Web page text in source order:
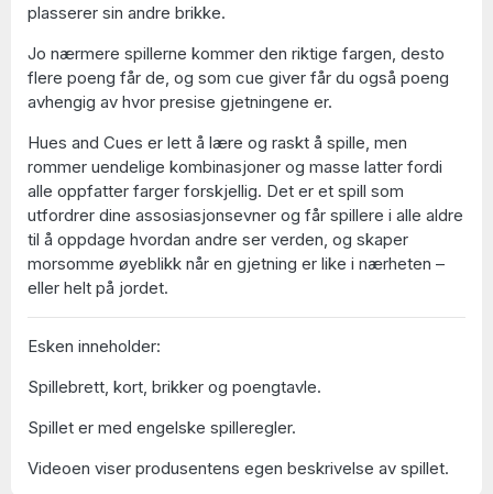
plasserer sin andre brikke.
Jo nærmere spillerne kommer den riktige fargen, desto
flere poeng får de, og som cue giver får du også poeng
avhengig av hvor presise gjetningene er.
Hues and Cues er lett å lære og raskt å spille, men
rommer uendelige kombinasjoner og masse latter fordi
alle oppfatter farger forskjellig. Det er et spill som
utfordrer dine assosiasjonsevner og får spillere i alle aldre
til å oppdage hvordan andre ser verden, og skaper
morsomme øyeblikk når en gjetning er like i nærheten –
eller helt på jordet.
Esken inneholder:
Spillebrett, kort, brikker og poengtavle.
Spillet er med engelske spilleregler.
Videoen viser produsentens egen beskrivelse av spillet.